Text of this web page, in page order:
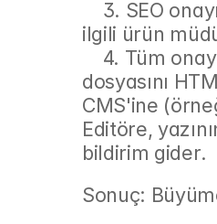
ilgili ürün
dosyasını
CMS'ine
Editöre,
bildirim gider.
Sonuç: